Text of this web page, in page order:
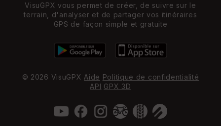
VisuGPX vous permet de créer, de suivre sur le
terrain, d'analyser et de partager vos itinéraires
GPS de façon simple et gratuite
© 2026 VisuGPX Aide Politique de confidentialité
API GPX 3D